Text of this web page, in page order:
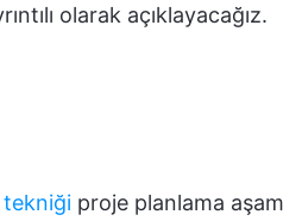
olarak açıklayacağız.
tekniği proje planlama